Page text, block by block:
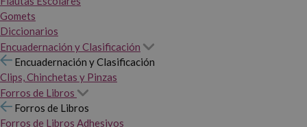
Gomets
Diccionarios
Encuadernación y Clasificación
Encuadernación y Clasificación
Clips, Chinchetas y Pinzas
Forros de Libros
Forros de Libros
Forros de Libros Adhesivos